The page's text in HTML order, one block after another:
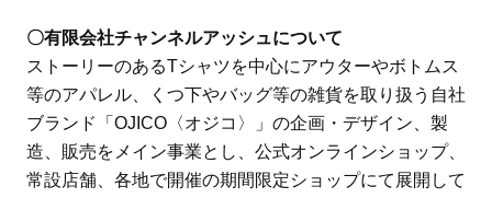
〇有限会社チャンネルアッシュについて
ストーリーのあるTシャツを中心にアウターやボトムス
等のアパレル、くつ下やバッグ等の雑貨を取り扱う自社
ブランド「OJICO〈オジコ〉」の企画・デザイン、製
造、販売をメイン事業とし、公式オンラインショップ、
常設店舗、各地で開催の期間限定ショップにて展開して